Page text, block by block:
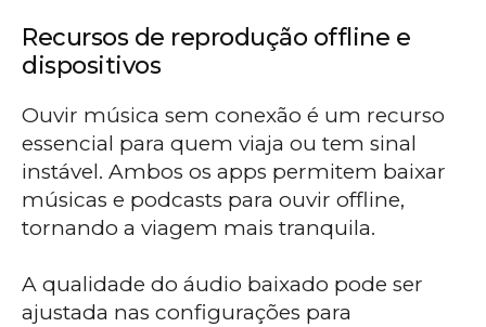
Recursos de reprodução offline e
dispositivos
Ouvir música sem conexão é um recurso
essencial para quem viaja ou tem sinal
instável. Ambos os apps permitem baixar
músicas e podcasts para ouvir offline,
tornando a viagem mais tranquila.
A qualidade do áudio baixado pode ser
ajustada nas configurações para